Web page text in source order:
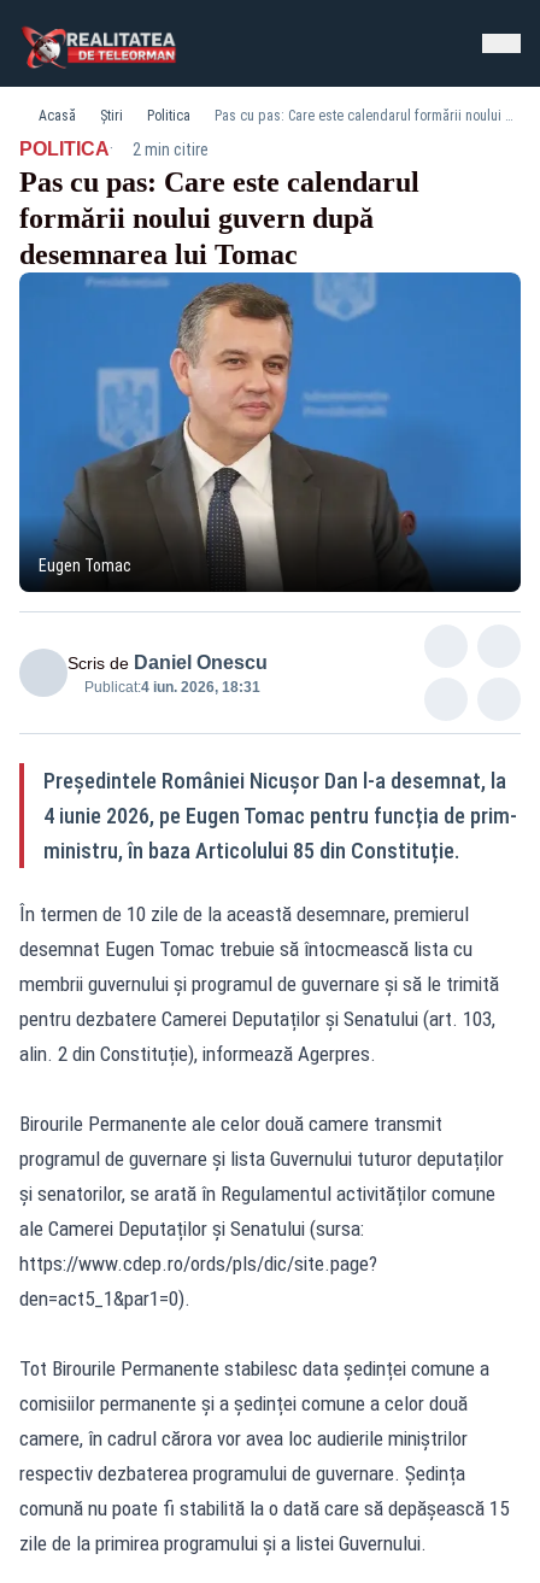
Acasă Știri Politica Pas cu pas: Care este calendarul formării noului guvern după desemnarea lui Tomac
POLITICA· 2 min citire
Pas cu pas: Care este calendarul
formării noului guvern după
desemnarea lui Tomac
Eugen Tomac
Scris de Daniel Onescu
Publicat:4 iun. 2026, 18:31
Președintele României Nicușor Dan l-a desemnat, la
4 iunie 2026, pe Eugen Tomac pentru funcția de prim-
ministru, în baza Articolului 85 din Constituție.
În termen de 10 zile de la această desemnare, premierul
desemnat Eugen Tomac trebuie să întocmească lista cu
membrii guvernului și programul de guvernare și să le trimită
pentru dezbatere Camerei Deputaților și Senatului (art. 103,
alin. 2 din Constituție), informează Agerpres.
Birourile Permanente ale celor două camere transmit
programul de guvernare și lista Guvernului tuturor deputaților
și senatorilor, se arată în Regulamentul activităților comune
ale Camerei Deputaților și Senatului (sursa:
https://www.cdep.ro/ords/pls/dic/site.page?
den=act5_1&par1=0).
Tot Birourile Permanente stabilesc data ședinței comune a
comisiilor permanente și a ședinței comune a celor două
camere, în cadrul cărora vor avea loc audierile miniștrilor
respectiv dezbaterea programului de guvernare. Ședința
comună nu poate fi stabilită la o dată care să depășească 15
zile de la primirea programului și a listei Guvernului.